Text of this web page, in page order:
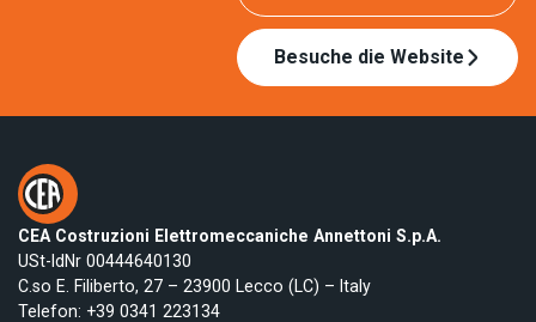
Besuche die Website
CEA Costruzioni Elettromeccaniche Annettoni S.p.A.
USt-IdNr 00444640130
C.so E. Filiberto, 27 – 23900 Lecco (LC) – Italy
Telefon: +39 0341 223134